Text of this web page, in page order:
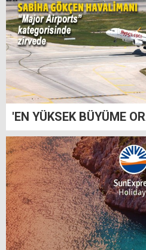
'EN YÜKSEK BÜYÜME